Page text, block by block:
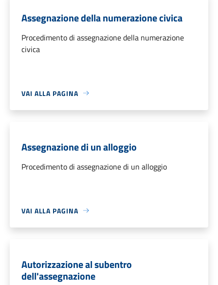
Assegnazione della numerazione civica
Procedimento di assegnazione della numerazione
civica
VAI ALLA PAGINA
Assegnazione di un alloggio
Procedimento di assegnazione di un alloggio
VAI ALLA PAGINA
Autorizzazione al subentro
dell'assegnazione